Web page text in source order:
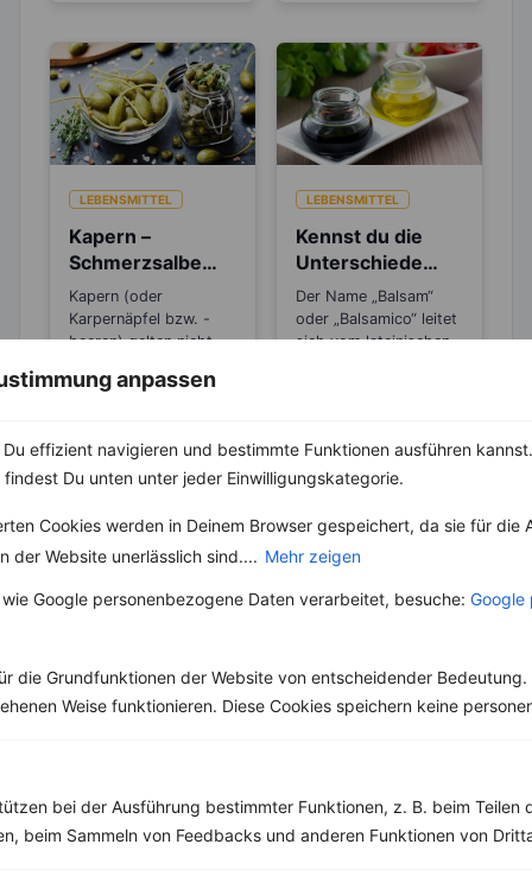
anpassen
effizient navigieren und bestimmte Funktionen ausführen
Du unten unter jeder Einwilligungskategorie.
Cookies werden in Deinem Browser gespeichert, da sie für die
der Website unerlässlich sind.... Mehr zeigen
Google personenbezogene Daten verarbeitet, besuche: Google
die Grundfunktionen der Website von entscheidender Bedeutung.
Weise funktionieren. Diese Cookies speichern keine
bei der Ausführung bestimmter Funktionen, z. B. beim Teilen
beim Sammeln von Feedbacks und anderen Funktionen von
LEBENSMITTEL
Kapern –
Schmerzsalbe
der Antike und
stark antioxidativ
Kapern (oder
Karpernäpfel bzw. -
beeren) gelten nicht
Königsberger Klopsen
LEBENSMITTEL
Kennst du die
Unterschiede
beim Balsamico
Essig?
Der Name „Balsam“
oder „Balsamico“ leitet
sich vom lateinischen
Weitere Vegetarische Rezepte
‹ ›
Fett:8 g